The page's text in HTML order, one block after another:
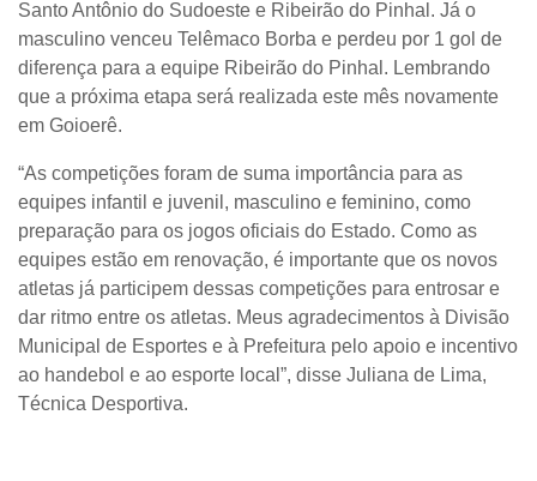
Santo Antônio do Sudoeste e Ribeirão do Pinhal. Já o
masculino venceu Telêmaco Borba e perdeu por 1 gol de
diferença para a equipe Ribeirão do Pinhal. Lembrando
que a próxima etapa será realizada este mês novamente
em Goioerê.
“As competições foram de suma importância para as
equipes infantil e juvenil, masculino e feminino, como
preparação para os jogos oficiais do Estado. Como as
equipes estão em renovação, é importante que os novos
atletas já participem dessas competições para entrosar e
dar ritmo entre os atletas. Meus agradecimentos à Divisão
Municipal de Esportes e à Prefeitura pelo apoio e incentivo
ao handebol e ao esporte local”, disse Juliana de Lima,
Técnica Desportiva.